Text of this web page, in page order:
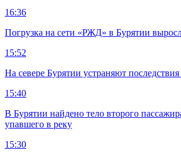
16:36
Погрузка на сети «РЖД» в Бурятии
15:52
На севере Бурятии устраняют
15:40
В Бурятии найдено тело второго
упавшего в реку
15:30